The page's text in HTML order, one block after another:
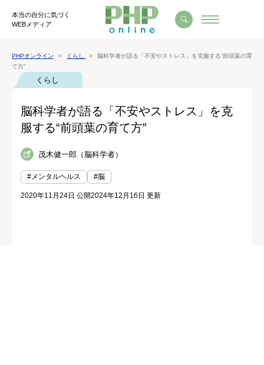
本当の自分に気づく
WEBメディア
PHPオンライン くらし
脳科学者が語る「不安やストレス」を克服する“前頭葉の育
て方”
くらし
脳科学者が語る「不安やストレス」を克
服する“前頭葉の育て方”
茂木健一郎（脳科学者）
#メンタルヘルス #脳
2020年11月24日 公開2024年12月16日 更新